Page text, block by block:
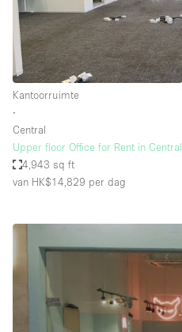
Kantoorruimte
∙
Central
Upper floor Office for Rent in Central
4,943 sq ft
van HK$14,829 per dag